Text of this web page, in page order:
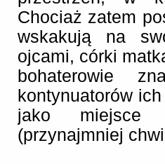
Chociaż zatem
wskakują na
ojcami, córki
bohaterowie
kontynuatorów
jako miejsce
(przynajmniej